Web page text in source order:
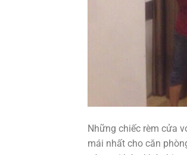
Những chiếc rèm cửa
mái nhất cho căn